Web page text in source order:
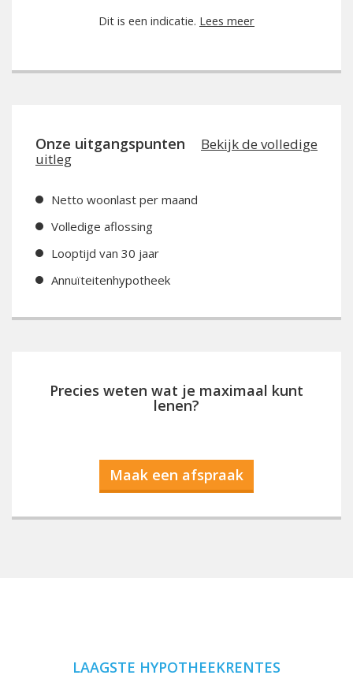
Dit is een indicatie. Lees meer
Onze uitgangspunten
Bekijk de volledige
uitleg
Netto woonlast per maand
Volledige aflossing
Looptijd van 30 jaar
Annuïteitenhypotheek
Precies weten wat je maximaal kunt
lenen?
Maak een afspraak
LAAGSTE HYPOTHEEKRENTES